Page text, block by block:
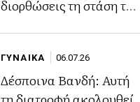
διορθώσεις τη στάση του
ΓΥΝΑΙΚΑ 06.07.26
Δέσποινα Βανδή: Αυτή